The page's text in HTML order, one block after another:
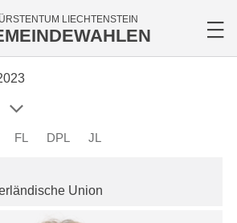
LIECHTENSTEIN
FL DPL JL
Union